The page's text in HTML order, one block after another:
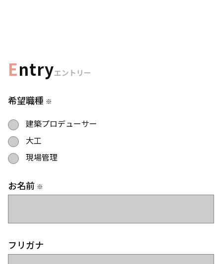
Entryエントリー
希望職種 ※
建築プロデューサー
大工
現場管理
お名前 ※
フリガナ